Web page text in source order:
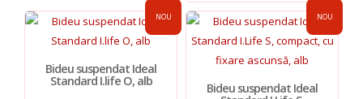
NOU
Bideu suspendat Ideal
Standard I.life O, alb
NOU
Bideu suspendat Ideal